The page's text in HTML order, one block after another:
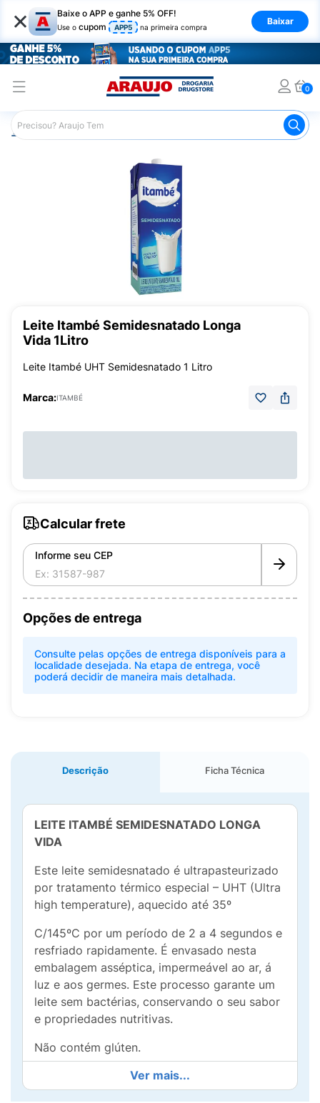
× Baixe o APP e ganhe 5% OFF!
Use o cupom APP5 na primeira compra
Baixar
0
Araujo Mercado Leite
Leite Itambé Semidesnatado Longa
Vida 1Litro
Leite Itambé UHT Semidesnatado 1 Litro
Marca:ITAMBÉ
Calcular frete
Informe seu CEP
Opções de entrega
Consulte pelas opções de entrega disponíveis para a
localidade desejada. Na etapa de entrega, você
poderá decidir de maneira mais detalhada.
Descrição Ficha Técnica
LEITE ITAMBÉ SEMIDESNATADO LONGA
VIDA
Este leite semidesnatado é ultrapasteurizado
por tratamento térmico especial – UHT (Ultra
high temperature), aquecido até 35º
C/145ºC por um período de 2 a 4 segundos e
resfriado rapidamente. É envasado nesta
embalagem asséptica, impermeável ao ar, á
luz e aos germes. Este processo garante um
leite sem bactérias, conservando o seu sabor
e propriedades nutritivas.
Não contém glúten.
Ver mais...